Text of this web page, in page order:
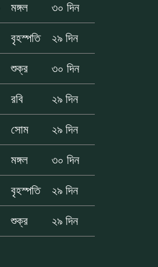
মঙ্গল ৩০ দিন
বৃহস্পতি ২৯ দিন
শুক্র ৩০ দিন
রবি ২৯ দিন
সোম ২৯ দিন
মঙ্গল ৩০ দিন
বৃহস্পতি ২৯ দিন
শুক্র ২৯ দিন